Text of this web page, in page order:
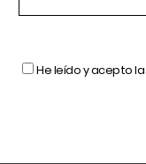
He leído y acepto la